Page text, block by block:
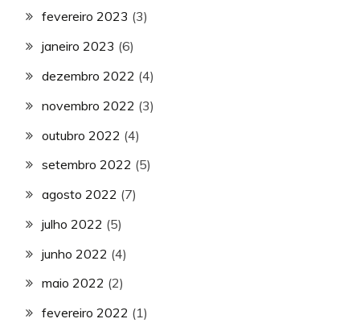
fevereiro 2023 (3)
janeiro 2023 (6)
dezembro 2022 (4)
novembro 2022 (3)
outubro 2022 (4)
setembro 2022 (5)
agosto 2022 (7)
julho 2022 (5)
junho 2022 (4)
maio 2022 (2)
fevereiro 2022 (1)